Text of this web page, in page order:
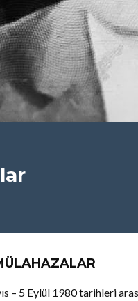
– 5 Eylül 1980 tarihleri